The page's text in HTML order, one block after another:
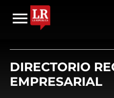
DIRECTORIO
EMPRESARIAL